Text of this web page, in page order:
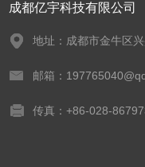
成都亿宇科技有限公司
地址：成都市金牛区
邮箱：
传真：+86-028-